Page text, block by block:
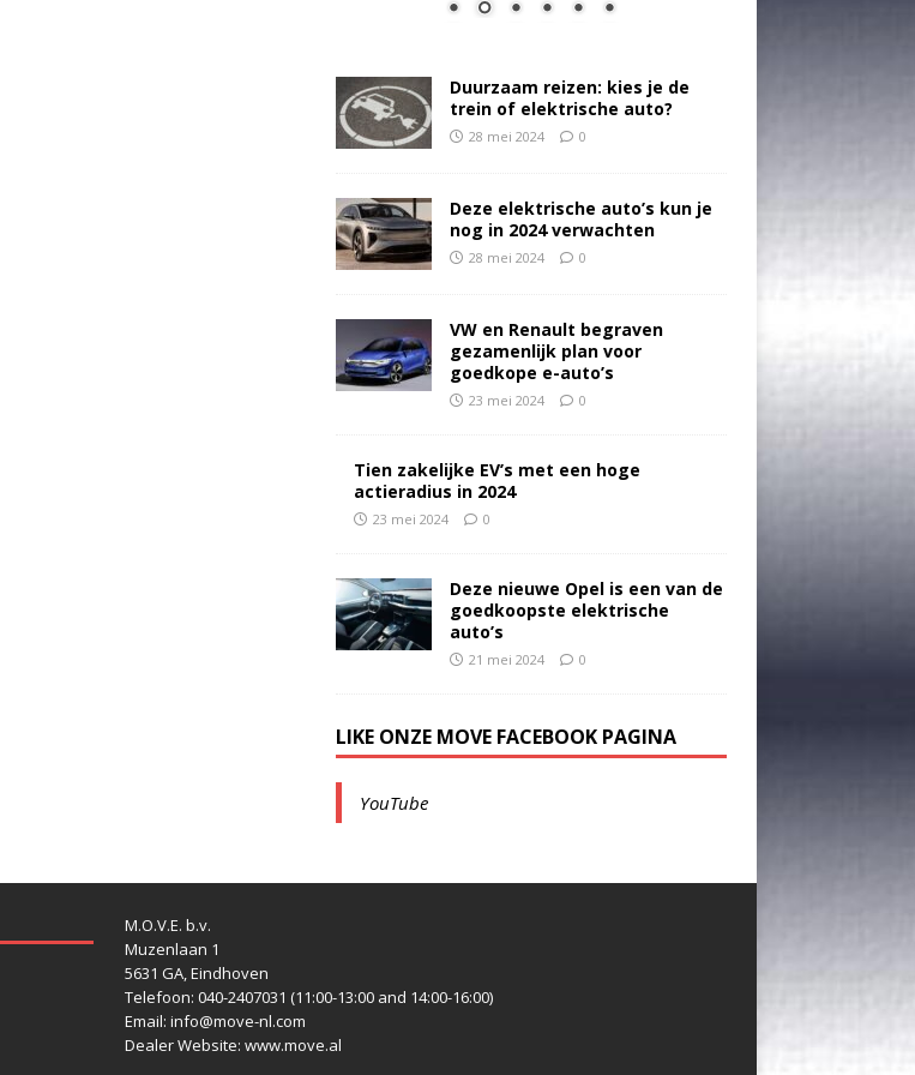
Duurzaam reizen: kies je de
trein of elektrische auto?
28 mei 2024 0
Deze elektrische auto’s kun je
nog in 2024 verwachten
28 mei 2024 0
VW en Renault begraven
gezamenlijk plan voor
goedkope e-auto’s
23 mei 2024 0
Tien zakelijke EV’s met een hoge
actieradius in 2024
23 mei 2024 0
Deze nieuwe Opel is een van de
goedkoopste elektrische
auto’s
21 mei 2024 0
LIKE ONZE MOVE FACEBOOK PAGINA
YouTube
M.O.V.E. b.v.
Muzenlaan 1
5631 GA, Eindhoven
Telefoon: 040-2407031 (11:00-13:00 and 14:00-16:00)
Email: info@move-nl.com
Dealer Website: www.move.al